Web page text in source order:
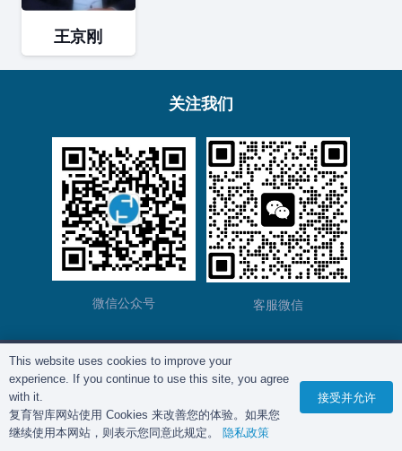
王京刚
关注我们
微信公众号 客服微信
版权所有©复育智库2012 – 2025年 |
This website uses cookies to improve your
experience. If you continue to use this site, you agree
with it.
复育智库网站使用 Cookies 来改善您的体验。如果您
继续使用本网站，则表示您同意此规定。 隐私政策
接受并允许